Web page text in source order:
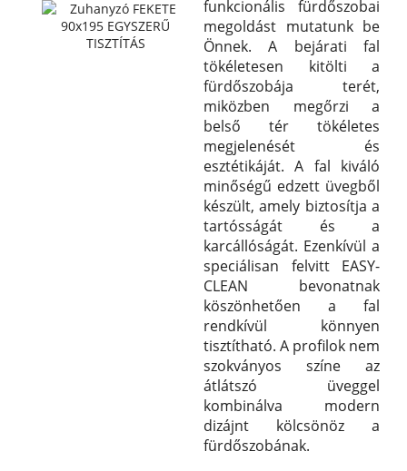
funkcionális fürdőszobai
megoldást mutatunk be
Önnek. A bejárati fal
tökéletesen kitölti a
fürdőszobája terét,
miközben megőrzi a
belső tér tökéletes
megjelenését és
esztétikáját. A fal kiváló
minőségű edzett üvegből
készült, amely biztosítja a
tartósságát és a
karcállóságát. Ezenkívül a
speciálisan felvitt EASY-
CLEAN bevonatnak
köszönhetően a fal
rendkívül könnyen
tisztítható. A profilok nem
szokványos színe az
átlátszó üveggel
kombinálva modern
dizájnt kölcsönöz a
fürdőszobának.